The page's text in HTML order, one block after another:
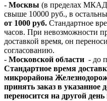
- Москвы (в пределах
свыше 10000 руб., в
от 1000 руб. Стандартное
часов. При невозможности
доставкой время, он
согласованию.
- Московской области - до
Стандартное время
микрорайона
принять заказ в указанное
переносится на другой